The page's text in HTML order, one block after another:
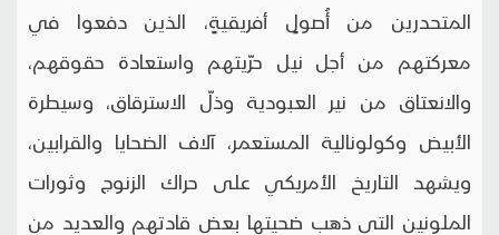
المتحدرين من أُصولٍ أفريقيةٍ، الذين دفعوا في
معركتهم من أجل نيل حرّيتهم واستعادة حقوقهم،
والانعتاق من نير العبودية وذلّ الاسترقاق، وسيطرة
الأبيض وكولونالية المستعمر، آلاف الضحايا والقرابين،
ويشهد التاريخ الأمريكي على حراك الزنوج وثورات
الملونين التي ذهب ضحيتها بعض قادتهم والعديد من